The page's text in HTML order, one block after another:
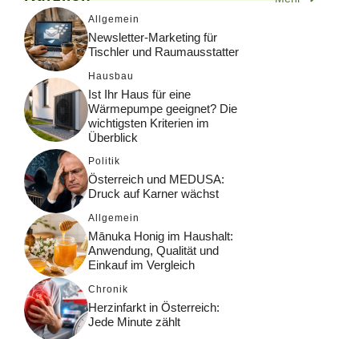
Allgemein
Newsletter-Marketing für
Tischler und Raumausstatter
Hausbau
Ist Ihr Haus für eine
Wärmepumpe geeignet? Die
wichtigsten Kriterien im
Überblick
Politik
Österreich und MEDUSA:
Druck auf Karner wächst
Allgemein
Mānuka Honig im Haushalt:
Anwendung, Qualität und
Einkauf im Vergleich
Chronik
Herzinfarkt in Österreich:
Jede Minute zählt